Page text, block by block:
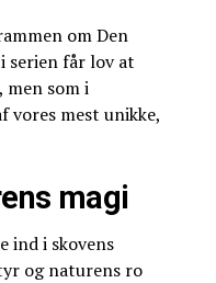
om Den
serien får lov at
men som i
vores mest unikke,
magi
ind i skovens
og naturens ro